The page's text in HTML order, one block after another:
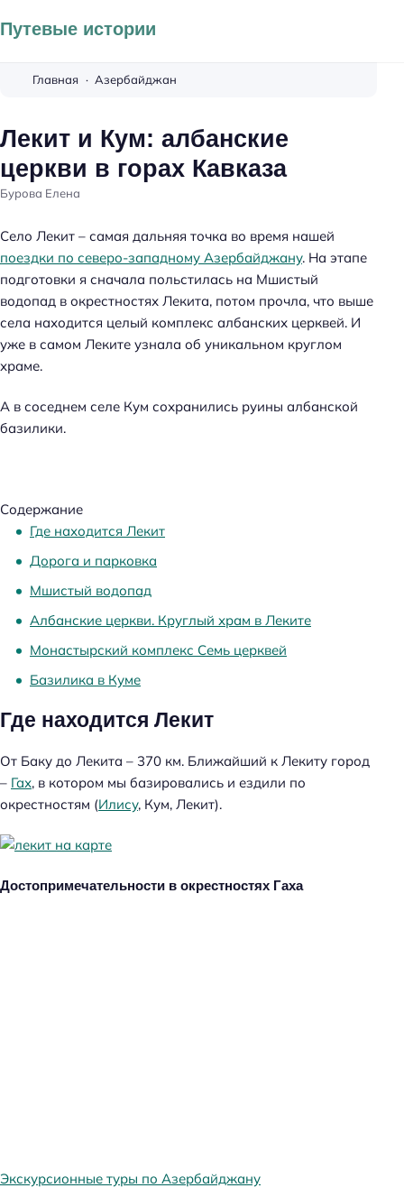
Путевые истории
Главная Азербайджан
Лекит и Кум: албанские
церкви в горах Кавказа
Бурова Елена
Село Лекит – самая дальняя точка во время нашей
поездки по северо-западному Азербайджану. На этапе
подготовки я сначала польстилась на Мшистый
водопад в окрестностях Лекита, потом прочла, что выше
села находится целый комплекс албанских церквей. И
уже в самом Леките узнала об уникальном круглом
храме.
А в соседнем селе Кум сохранились руины албанской
базилики.
Содержание
Где находится Лекит
Дорога и парковка
Мшистый водопад
Албанские церкви. Круглый храм в Леките
Монастырский комплекс Семь церквей
Базилика в Куме
Где находится Лекит
От Баку до Лекита – 370 км. Ближайший к Лекиту город
– Гах, в котором мы базировались и ездили по
окрестностям (Илису, Кум, Лекит).
Достопримечательности в окрестностях Гаха
Экскурсионные туры по Азербайджану